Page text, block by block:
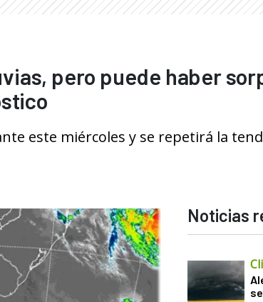
pero puede haber
este miércoles y se repetirá la
Noticias